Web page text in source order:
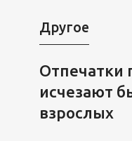
Другое
Отпечатки
исчезают
взрослых